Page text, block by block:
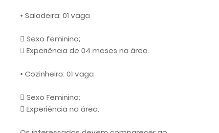
• Saladeira: 01 vaga
 Sexo feminino;
 Experiência de 04 meses na área.
• Cozinheiro: 01 vaga
 Sexo Feminino;
 Experiência na área.